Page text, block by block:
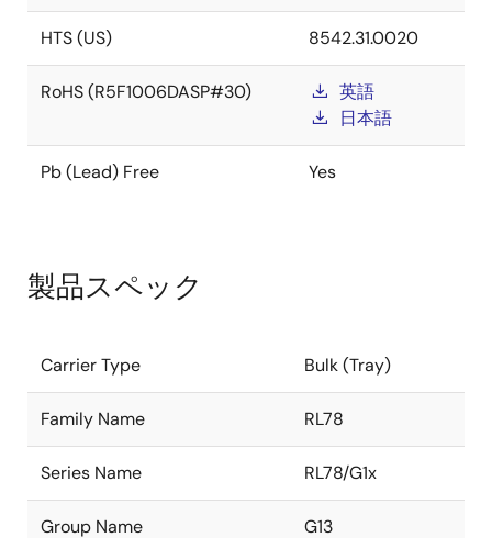
HTS (US) 8542.31.0020
RoHS (R5F1006DASP#30)
英語
日本語
Pb (Lead) Free Yes
製品スペック
Carrier Type Bulk (Tray)
Family Name RL78
Series Name RL78/G1x
Group Name G13